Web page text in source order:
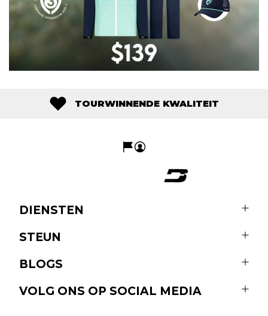
TOURWINNENDE KWALITEIT
DIENSTEN
STEUN
BLOGS
VOLG ONS OP SOCIAL MEDIA